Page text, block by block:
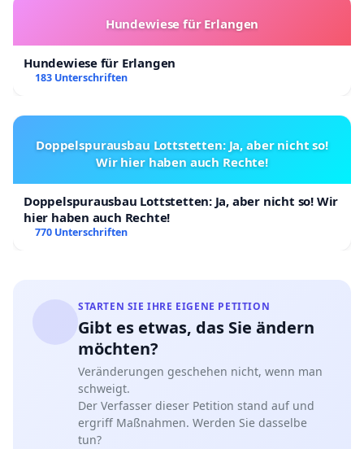
Hundewiese für Erlangen
Hundewiese für Erlangen
183 Unterschriften
Doppelspurausbau Lottstetten: Ja, aber nicht so!
Wir hier haben auch Rechte!
Doppelspurausbau Lottstetten: Ja, aber nicht so! Wir
hier haben auch Rechte!
770 Unterschriften
STARTEN SIE IHRE EIGENE PETITION
Gibt es etwas, das Sie ändern
möchten?
Veränderungen geschehen nicht, wenn man
schweigt.
Der Verfasser dieser Petition stand auf und
ergriff Maßnahmen. Werden Sie dasselbe
tun?